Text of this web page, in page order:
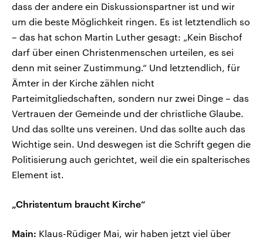
dass der andere ein Diskussionspartner ist und wir
um die beste Möglichkeit ringen. Es ist letztendlich so
– das hat schon Martin Luther gesagt: „Kein Bischof
darf über einen Christenmenschen urteilen, es sei
denn mit seiner Zustimmung.“ Und letztendlich, für
Ämter in der Kirche zählen nicht
Parteimitgliedschaften, sondern nur zwei Dinge – das
Vertrauen der Gemeinde und der christliche Glaube.
Und das sollte uns vereinen. Und das sollte auch das
Wichtige sein. Und deswegen ist die Schrift gegen die
Politisierung auch gerichtet, weil die ein spalterisches
Element ist.
„Christentum braucht Kirche“
Main: Klaus-Rüdiger Mai, wir haben jetzt viel über